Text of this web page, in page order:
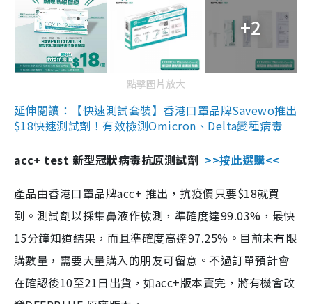
+2
點擊圖片放大
延伸閱讀：【快速測試套裝】香港口罩品牌Savewo推出
$18快速測試劑！有效檢測Omicron、Delta變種病毒
acc+ test 新型冠狀病毒抗原測試劑 >>按此選購<<
產品由香港口罩品牌acc+ 推出，抗疫價只要$18就買
到。測試劑以採集鼻液作檢測，準確度達99.03%，最快
15分鐘知道結果，而且準確度高達97.25%。目前未有限
購數量，需要大量購入的朋友可留意。不過訂單預計會
在確認後10至21日出貨，如acc+版本賣完，將有機會改